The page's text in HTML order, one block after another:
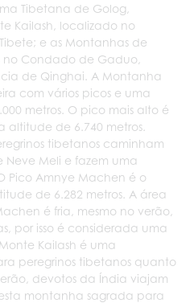
Tibetana de Golog,
Kailash, localizado no
e as Montanhas de
no Condado de Gaduo,
de Qinghai. A Montanha
com vários picos e uma
metros. O pico mais alto é
de 6.740 metros.
tibetanos caminham
Meli e fazem uma
Pico Amnye Machen é o
de 6.282 metros. A área
é fria, mesmo no verão,
por isso é considerada uma
Kailash é uma
peregrinos tibetanos quanto
devotos da Índia viajam
montanha sagrada para